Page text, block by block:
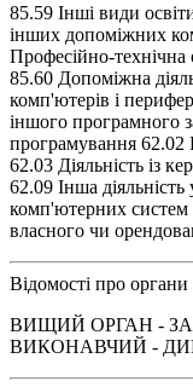
85.59 Інші види
інших допоміжних
Професійно-технічна
85.60 Допоміжна
комп'ютерів і
іншого програмного
програмування 62.02
62.03 Діяльність із
62.09 Інша
комп'ютерних систем
власного чи
Відомості про
ВИЩИЙ ОРГАН -
ВИКОНАВЧИЙ -